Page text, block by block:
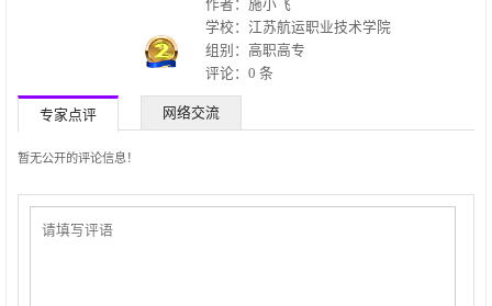
作者：施小飞
学校：江苏航运职业技术学院
组别：高职高专
评论：0 条
专家点评 网络交流
暂无公开的评论信息！